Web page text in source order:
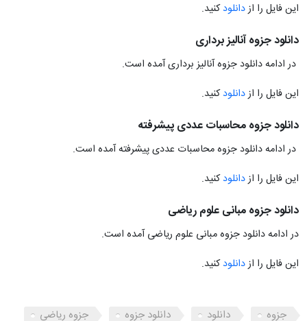
این فایل را ازدانلودکنید.
دانلود جزوه آنالیز برداری
در ادامه دانلود جزوه آنالیز برداری آمده است.
این فایل را ازدانلودکنید.
دانلود جزوه محاسبات عددی پیشرفته
در ادامه دانلود جزوه محاسبات عددی پیشرفته آمده است.
این فایل را ازدانلودکنید.
دانلود جزوه مبانی علوم ریاضی
در ادامه دانلود جزوه مبانی علوم ریاضی آمده است.
این فایل را ازدانلودکنید.
جزوه دانلود دانلود جزوه جزوه ریاضی